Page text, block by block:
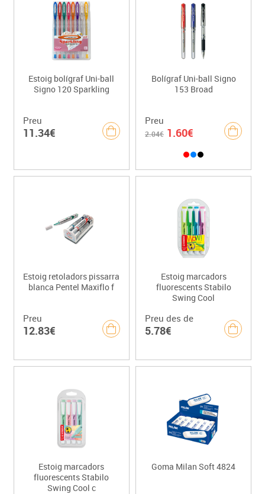
Estoig bolígraf Uni-ball
Signo 120 Sparkling
Preu
11.34€
Bolígraf Uni-ball Signo
153 Broad
Preu
2.04€ 1.60€
Estoig retoladors pissarra
blanca Pentel Maxiflo f
Preu
12.83€
Estoig marcadors
fluorescents Stabilo
Swing Cool
Preu des de
5.78€
Estoig marcadors
fluorescents Stabilo
Swing Cool c
Goma Milan Soft 4824